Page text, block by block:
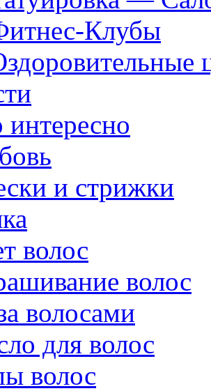
Клубы
интересно
и стрижки
волос
волос
волосами
для волос
волос